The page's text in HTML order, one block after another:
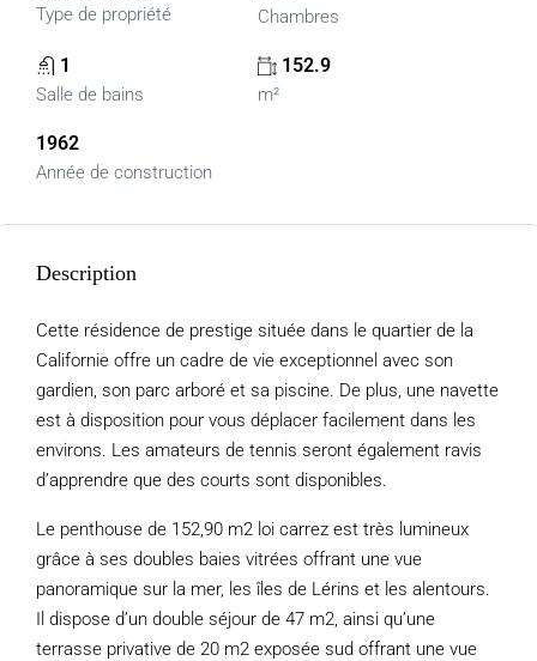
Type de propriété Chambres
1
Salle de bains
152.9
m²
1962
Année de construction
Description
Cette résidence de prestige située dans le quartier de la
Californie offre un cadre de vie exceptionnel avec son
gardien, son parc arboré et sa piscine. De plus, une navette
est à disposition pour vous déplacer facilement dans les
environs. Les amateurs de tennis seront également ravis
d’apprendre que des courts sont disponibles.
Le penthouse de 152,90 m2 loi carrez est très lumineux
grâce à ses doubles baies vitrées offrant une vue
panoramique sur la mer, les îles de Lérins et les alentours.
Il dispose d’un double séjour de 47 m2, ainsi qu’une
terrasse privative de 20 m2 exposée sud offrant une vue